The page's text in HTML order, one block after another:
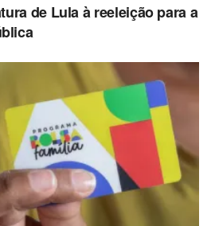
de Lula à reeleição para a